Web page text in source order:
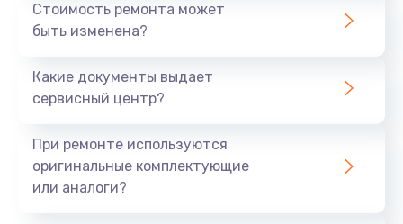
Стоимость ремонта может
быть изменена?
Какие документы выдает
сервисный центр?
При ремонте используются
оригинальные комплектующие
или аналоги?